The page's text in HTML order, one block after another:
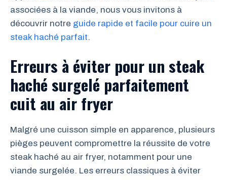
associées à la viande, nous vous invitons à
découvrir notre guide rapide et facile pour cuire un
steak haché parfait.
Erreurs à éviter pour un steak
haché surgelé parfaitement
cuit au air fryer
Malgré une cuisson simple en apparence, plusieurs
pièges peuvent compromettre la réussite de votre
steak haché au air fryer, notamment pour une
viande surgelée. Les erreurs classiques à éviter